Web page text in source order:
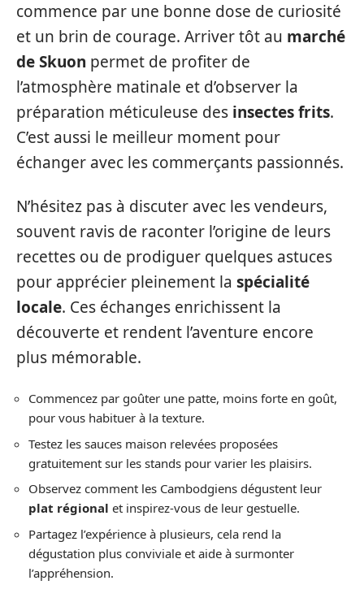
commence par une bonne dose de curiosité
et un brin de courage. Arriver tôt au marché
de Skuon permet de profiter de
l’atmosphère matinale et d’observer la
préparation méticuleuse des insectes frits.
C’est aussi le meilleur moment pour
échanger avec les commerçants passionnés.
N’hésitez pas à discuter avec les vendeurs,
souvent ravis de raconter l’origine de leurs
recettes ou de prodiguer quelques astuces
pour apprécier pleinement la spécialité
locale. Ces échanges enrichissent la
découverte et rendent l’aventure encore
plus mémorable.
Commencez par goûter une patte, moins forte en goût,
pour vous habituer à la texture.
Testez les sauces maison relevées proposées
gratuitement sur les stands pour varier les plaisirs.
Observez comment les Cambodgiens dégustent leur
plat régional et inspirez-vous de leur gestuelle.
Partagez l’expérience à plusieurs, cela rend la
dégustation plus conviviale et aide à surmonter
l’appréhension.